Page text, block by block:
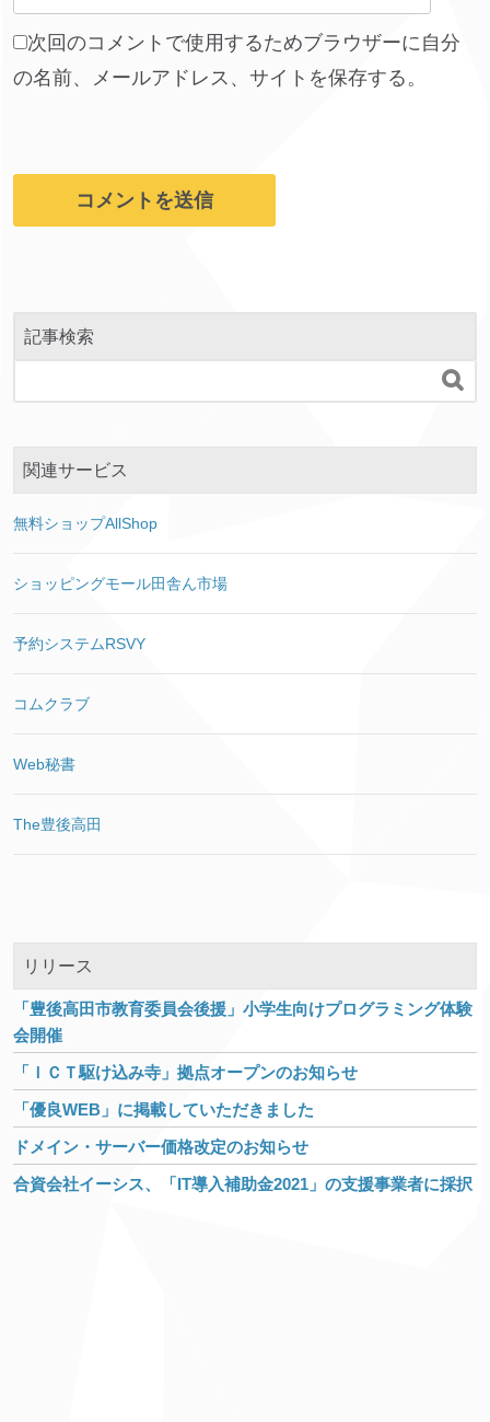
次回のコメントで使用するためブラウザーに自分
の名前、メールアドレス、サイトを保存する。
記事検索

関連サービス
無料ショップAllShop
ショッピングモール田舎ん市場
予約システムRSVY
コムクラブ
Web秘書
The豊後高田
リリース
「豊後高田市教育委員会後援」小学生向けプログラミング体験
会開催
「ＩＣＴ駆け込み寺」拠点オープンのお知らせ
「優良WEB」に掲載していただきました
ドメイン・サーバー価格改定のお知らせ
合資会社イーシス、「IT導入補助金2021」の支援事業者に採択